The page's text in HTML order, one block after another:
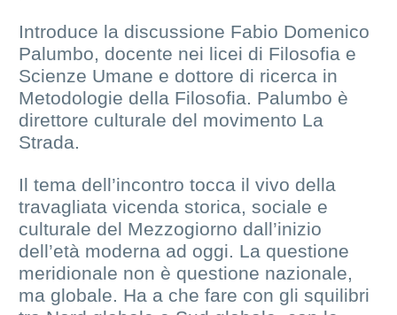
Introduce la discussione Fabio Domenico
Palumbo, docente nei licei di Filosofia e
Scienze Umane e dottore di ricerca in
Metodologie della Filosofia. Palumbo è
direttore culturale del movimento La
Strada.
Il tema dell’incontro tocca il vivo della
travagliata vicenda storica, sociale e
culturale del Mezzogiorno dall’inizio
dell’età moderna ad oggi. La questione
meridionale non è questione nazionale,
ma globale. Ha a che fare con gli squilibri